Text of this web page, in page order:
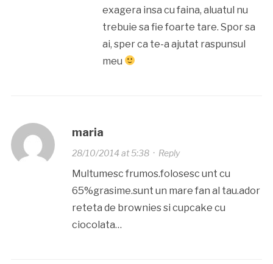
exagera insa cu faina, aluatul nu
trebuie sa fie foarte tare. Spor sa
ai, sper ca te-a ajutat raspunsul
meu
maria
28/10/2014 at 5:38· Reply
Multumesc frumos.folosesc unt cu
65%grasime.sunt un mare fan al tau.ador
reteta de brownies si cupcake cu
ciocolata…